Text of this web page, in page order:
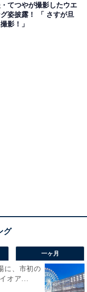
てつやが撮影したウエ
姿披露！ 「 さすが旦
影！」
一ヶ月
に、市初の
オア...